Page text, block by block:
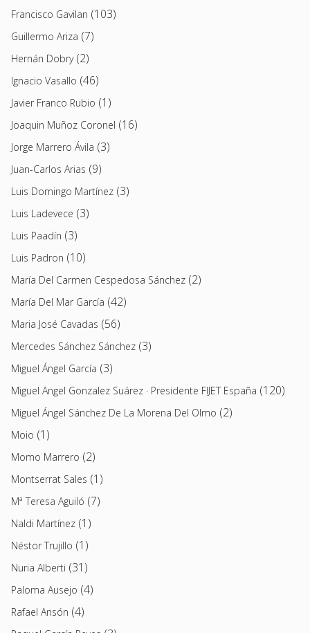
Francisco Gavilan (103)
Guillermo Ariza (7)
Hernán Dobry(2)
Ignacio Vasallo (46)
Javier Franco Rubio (1)
Joaquin Muñoz Coronel (16)
Jorge Marrero Ávila (3)
Juan-Carlos Arias (9)
Luis Domingo Martínez (3)
Luis Ladevece (3)
Luis Paadín (3)
Luis Padron (10)
María Del Carmen Cespedosa Sánchez (2)
María Del Mar García (42)
Maria José Cavadas (56)
Mercedes Sánchez Sánchez (3)
Miguel Ángel García (3)
Miguel Angel Gonzalez Suárez · Presidente FIJET España (120)
Miguel Ángel Sánchez De La Morena Del Olmo (2)
Moio (1)
Momo Marrero (2)
Montserrat Sales (1)
Mª Teresa Aguiló (7)
Naldi Martínez (1)
Néstor Trujillo (1)
Nuria Alberti (31)
Paloma Ausejo (4)
Rafael Ansón (4)